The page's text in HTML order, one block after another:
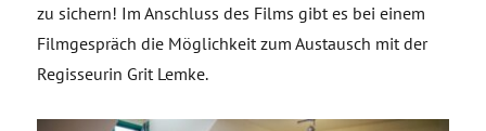
zu sichern! Im Anschluss des Films gibt es bei einem
Filmgespräch die Möglichkeit zum Austausch mit der
Regisseurin Grit Lemke.